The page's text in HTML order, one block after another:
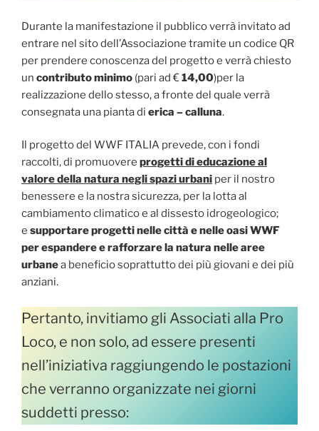
Durante la manifestazione il pubblico verrà invitato ad
entrare nel sito dell’Associazione tramite un codice QR
per prendere conoscenza del progetto e verrà chiesto
un contributo minimo (pari ad €14,00)per la
realizzazione dello stesso, a fronte del quale verrà
consegnata una pianta di erica – calluna.
Il progetto del WWF ITALIA prevede, con i fondi
raccolti, di promuovere progetti di educazione al
valore della natura negli spazi urbani per il nostro
benessere e la nostra sicurezza, per la lotta al
cambiamento climatico e al dissesto idrogeologico;
e supportare progetti nelle città e nelle oasi WWF
per espandere e rafforzare la natura nelle aree
urbanea beneficio soprattutto dei più giovani e dei più
anziani.
Pertanto, invitiamo gli Associati alla Pro
Loco, e non solo, ad essere presenti
nell’iniziativa raggiungendo le postazioni
che verranno organizzate nei giorni
suddetti presso: